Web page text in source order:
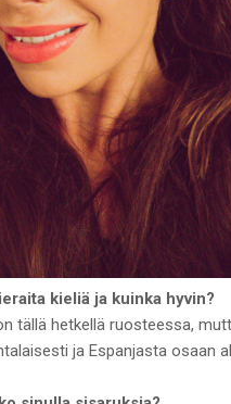
kieliä ja kuinka hyvin?
tällä hetkellä ruosteessa,
ja Espanjasta osaan